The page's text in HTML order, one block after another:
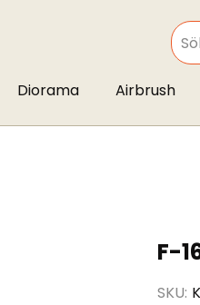
Diorama Airbrush
F-
SKU